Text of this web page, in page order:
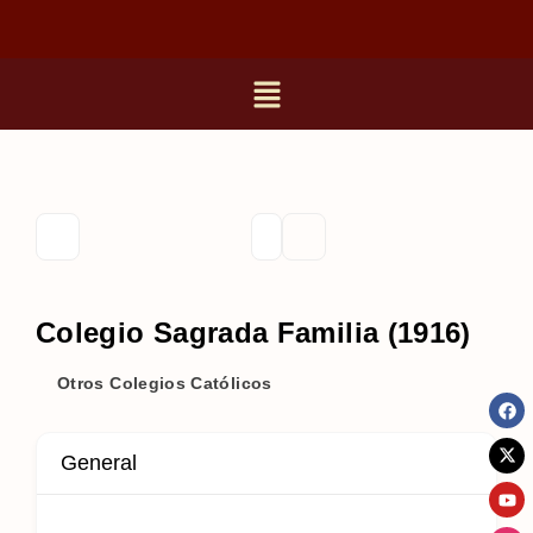
Colegio Sagrada Familia (1916)
Otros Colegios Católicos
General